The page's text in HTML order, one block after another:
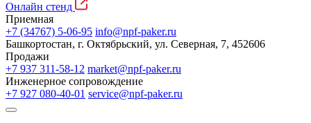
Онлайн стенд
Приемная
+7 (34767) 5-06-95 info@npf-paker.ru
Башкортостан, г. Октябрьский, ул. Северная, 7, 452606
Продажи
+7 937 311-58-12 market@npf-paker.ru
Инженерное сопровождение
+7 927 080-40-01 service@npf-paker.ru